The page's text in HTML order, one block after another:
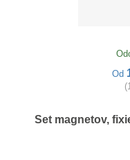
Od
Set magnetov,